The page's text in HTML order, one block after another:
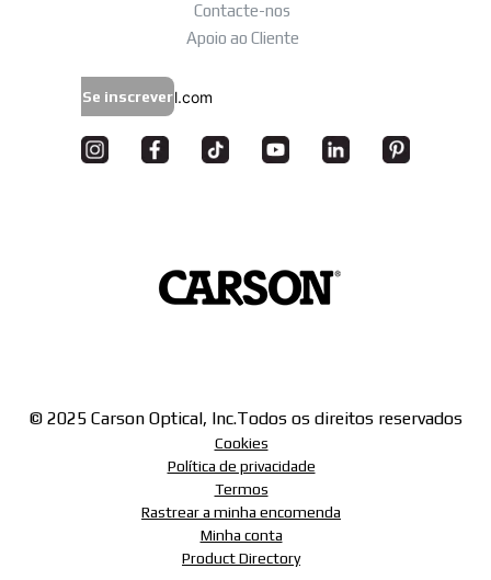
Contacte-nos
Apoio ao Cliente
Se inscrever
© 2025 Carson Optical, Inc.Todos os direitos reservados
Cookies
Política de privacidade
Termos
Rastrear a minha encomenda
Minha conta
Product Directory